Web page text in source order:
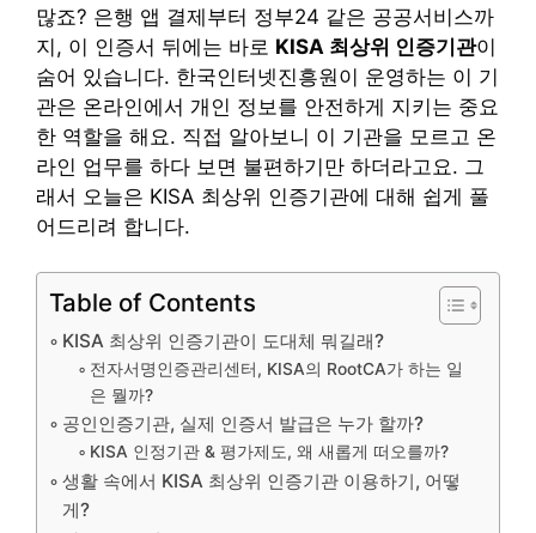
많죠? 은행 앱 결제부터 정부24 같은 공공서비스까
지, 이 인증서 뒤에는 바로 KISA 최상위 인증기관이
숨어 있습니다. 한국인터넷진흥원이 운영하는 이 기
관은 온라인에서 개인 정보를 안전하게 지키는 중요
한 역할을 해요. 직접 알아보니 이 기관을 모르고 온
라인 업무를 하다 보면 불편하기만 하더라고요. 그
래서 오늘은 KISA 최상위 인증기관에 대해 쉽게 풀
어드리려 합니다.
Table of Contents
KISA 최상위 인증기관이 도대체 뭐길래?
전자서명인증관리센터, KISA의 RootCA가 하는 일
은 뭘까?
공인인증기관, 실제 인증서 발급은 누가 할까?
KISA 인정기관 & 평가제도, 왜 새롭게 떠오를까?
생활 속에서 KISA 최상위 인증기관 이용하기, 어떻
게?